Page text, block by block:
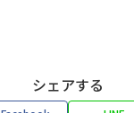
シェアする